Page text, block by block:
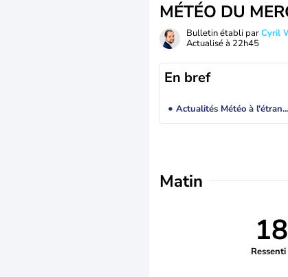
MÉTÉO DU
Bulletin établi parCyril
Actualisé à 22h45
En bref
Actualités Météo à l'étranger
Matin